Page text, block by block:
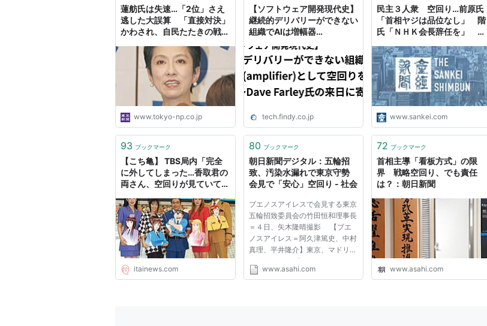
蓮舫氏は失速…「2位」さえ
逃した大誤算 「直接対決」
かわされ、自民たたきの戦略
京新聞デジタル
www.tokyo-np.co.jp
【ソフトウェア開発現代史】
継続的デリバリーができない
組織でAIは増幅器
生む 〜Dave Farley氏の来日
に寄せて〜 - Findy Tech
Blog
tech.findy.co.jp
民主３人衆 空回り…前原氏
「首相ヤジは品位なし」 階
氏「ＮＨＫ会長辞任を」 辻
め」（1/4ページ）
www.sankei.com
93 ブックマーク
【こち亀】 TBS局内「完全
に外してしまった…香取君の
両さん、空回りが見ていて恥
(ﾉ∀`)
itainews.com
80 ブックマーク
朝日新聞デジタル：五輪招
致、汚染水漏れで東京守勢
会見で「安心」空回り - 社会
ブエノスアイレスで会見する東京
五輪招致委員会の竹田恒和理事長
＝４日、矢木隆晴撮影 【ブエ
ノスアイレス＝阿久津篤史、中村
真理、平井隆介】東京、マドリー
ド、イスタンブール（トルコ）が
争う２０２０年夏季五輪の開催地
www.asahi.com
72 ブックマーク
首相主導「看板方式」の限
界 戦略空回り、でも責任
は？：朝日新聞
www.asahi.com